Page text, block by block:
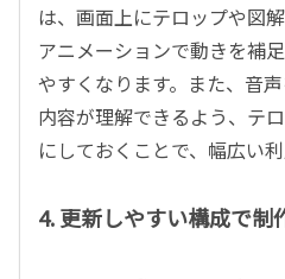
は、画面上にテロップや図
アニメーションで動きを補
やすくなります。また、音
内容が理解できるよう、テ
にしておくことで、幅広い
4. 更新しやすい構成で制